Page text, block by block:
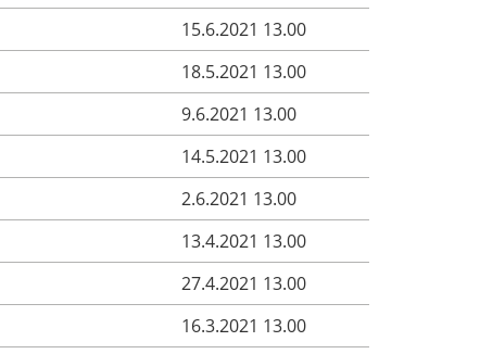
15.6.2021 13.00
18.5.2021 13.00
9.6.2021 13.00
14.5.2021 13.00
2.6.2021 13.00
13.4.2021 13.00
27.4.2021 13.00
16.3.2021 13.00